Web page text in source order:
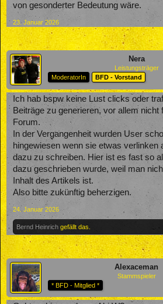
von gesonderter Bedeutung wäre.
23. Januar 2026
Nera
Leistungsträger
ModeratorIn
BFD - Vorstand
Ich hab bspw keine Lust clicks oder
Beiträge zu generieren, vor allem nicht
Forum.
In der Vergangenheit wurden User
hingewiesen wenn sie etwas verlinken
dazu zu schreiben. Hier ist es fast so
dazu geschrieben wurde, weil man
Inhalt des Artikels ist.
Also bitte zukünftig beherzigen.
24. Januar 2026
Bernd Heinrich gefällt das.
Alexaceman
Stammspieler
* BFD - Mitglied *